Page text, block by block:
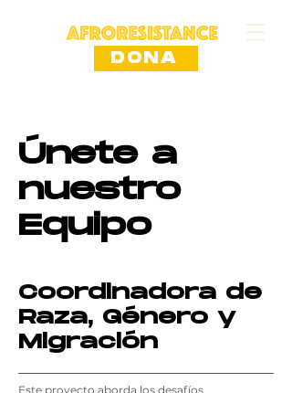
DONA
Únete a
nuestro
Equipo
Coordinadora de
Raza, Género y
Migración
Este proyecto aborda los desafíos